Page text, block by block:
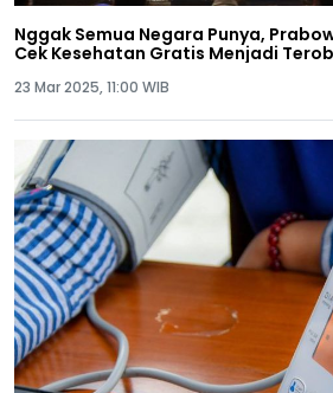
Nggak Semua Negara Punya,
Cek Kesehatan Gratis Menjadi
23 Mar 2025, 11:00 WIB